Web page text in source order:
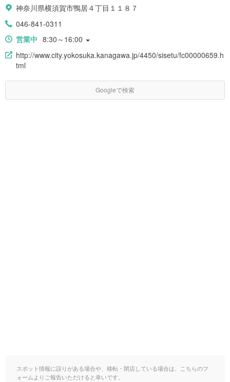
神奈川県横須賀市鴨居４丁目１１８７
046-841-0311
営業中 8:30～16:00
http://www.city.yokosuka.kanagawa.jp/4450/sisetu/fc00000659.h
tml
Googleで検索
スポット情報に誤りがある場合や、移転・閉店している場合は、こちらのフ
ォームよりご報告いただけると幸いです。